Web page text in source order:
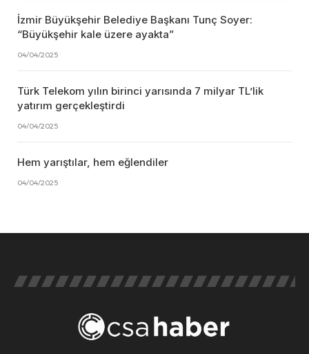
İzmir Büyükşehir Belediye Başkanı Tunç Soyer:
“Büyükşehir kale üzere ayakta”
04/04/2025
Türk Telekom yılın birinci yarısında 7 milyar TL’lik
yatırım gerçekleştirdi
04/04/2025
Hem yarıştılar, hem eğlendiler
04/04/2025